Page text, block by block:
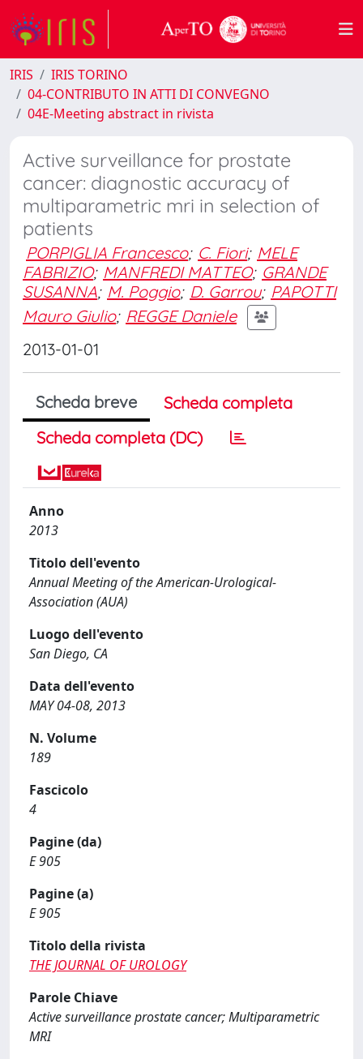
IRIS
IRIS TORINO
04-CONTRIBUTO IN ATTI DI CONVEGNO
04E-Meeting abstract in rivista
Active surveillance for prostate
cancer: diagnostic accuracy of
multiparametric mri in selection of
patients
PORPIGLIA Francesco; C. Fiori; MELE
FABRIZIO; MANFREDI MATTEO; GRANDE
SUSANNA; M. Poggio; D. Garrou; PAPOTTI
Mauro Giulio; REGGE Daniele
2013-01-01
Scheda breve
Scheda completa
Scheda completa (DC)
Anno
2013
Titolo dell'evento
Annual Meeting of the American-Urological-
Association (AUA)
Luogo dell'evento
San Diego, CA
Data dell'evento
MAY 04-08, 2013
N. Volume
189
Fascicolo
4
Pagine (da)
E 905
Pagine (a)
E 905
Titolo della rivista
THE JOURNAL OF UROLOGY
Parole Chiave
Active surveillance prostate cancer; Multiparametric
MRI